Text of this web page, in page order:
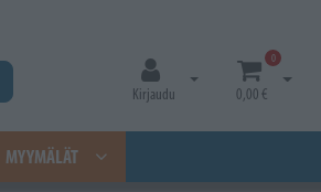
Kirjaudu
Avaa kirjautuminen
0
0,00 €
Avaa
MYYMÄLÄT